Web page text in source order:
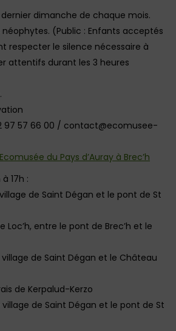
dimanche de chaque mois.
néophytes. (Public : Enfants acceptés
respecter le silence nécessaire à
attentifs durant les 3 heures
97 57 66 00 / contact@ecomusee-
du Pays d’Auray à Brec’h
17h :
de Saint Dégan et le pont de St
Loc’h, entre le pont de Brec’h et le
de Saint Dégan et le Château
de Kerpalud-Kerzo
de Saint Dégan et le pont de St